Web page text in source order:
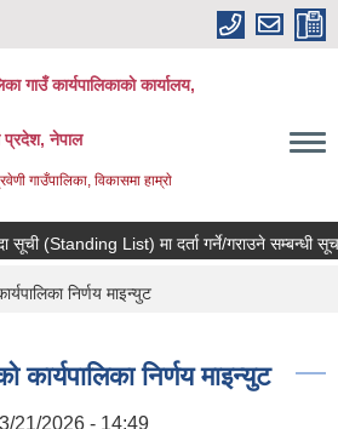
गाउँ कार्यपालिकाकाे कार्यालय,
प्रदेश, नेपाल
गाउँपालिका, विकासमा हाम्राे
सूची (Standing List) मा दर्ता गर्ने/गराउने सम्बन्धी
निर्णय माइन्युट
निर्णय माइन्युट
21/2026 - 14:49